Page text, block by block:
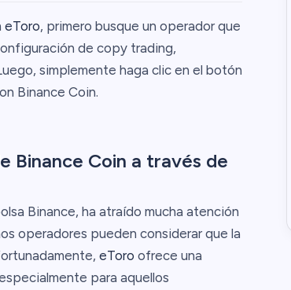
eToro, primero busque un operador que
de copy trading,
simplemente haga clic en el botón
Binance Coin.
Binance Coin a través de
Binance, ha atraído mucha atención
operadores pueden considerar que la
eToro ofrece una
para aquellos